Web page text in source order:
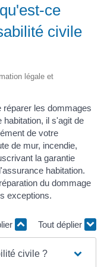
ce
civile
légale et
réparer les dommages
il s'agit de
de votre
de mur, incendie,
la garantie
habitation.
du dommage
exceptions.
Tout déplier
civile ?